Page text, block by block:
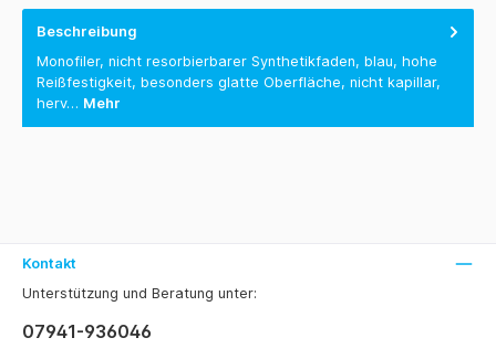
Beschreibung
Monofiler, nicht resorbierbarer Synthetikfaden, blau, hohe
Reißfestigkeit, besonders glatte Oberfläche, nicht kapillar,
herv… Mehr
Kontakt
Unterstützung und Beratung unter:
07941-936046